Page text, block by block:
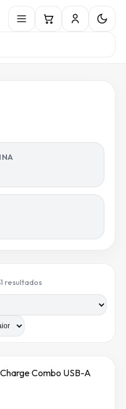
resultadosOrdenado por preço: